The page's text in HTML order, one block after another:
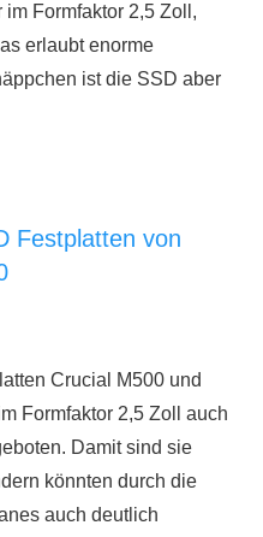
Formfaktor 2,5 Zoll,
erlaubt enorme
ist die SSD aber
Festplatten von
Crucial M500 und
Formfaktor 2,5 Zoll auch
Damit sind sie
könnten durch die
auch deutlich